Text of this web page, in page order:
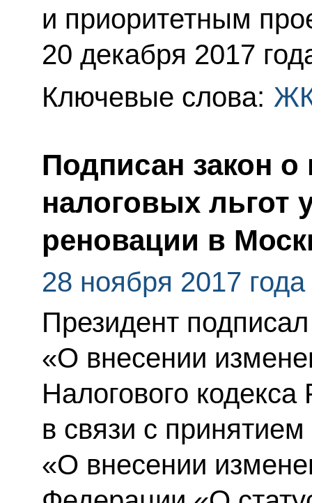
и приоритетным
20 декабря 2017
Ключевые слова:
Подписан закон о
налоговых льгот
реновации в
28 ноября 2017 года
Президент
«О внесении
Налогового
в связи с
«О внесении